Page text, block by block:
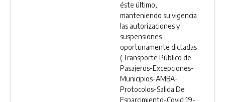
éste último,
manteniendo su vigencia
las autorizaciones y
suspensiones
oportunamente dictadas
(Transporte Público de
Pasajeros-Excepciones-
Municipios-AMBA-
Protocolos-Salida De
Esparcimiento-Covid 19-